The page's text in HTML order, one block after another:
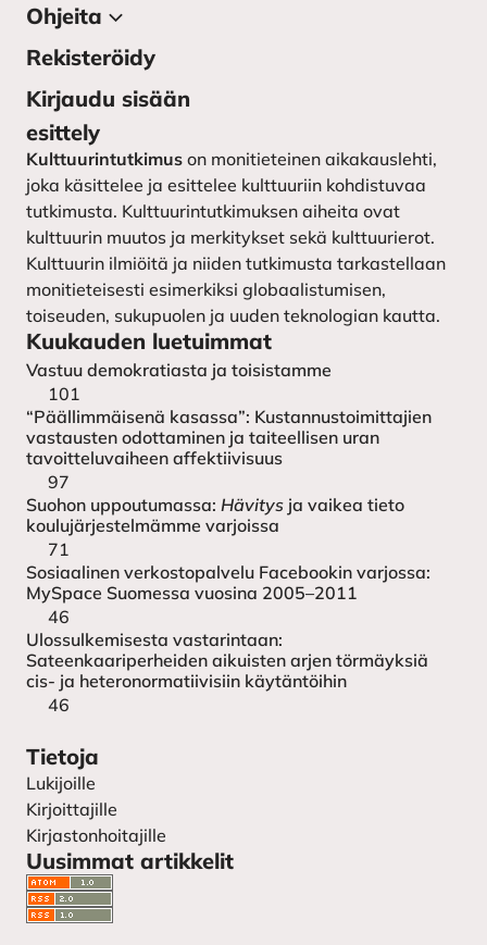
Tietoa julkaisusta
Lehden toimitus
Kulttuurintutkimuksen
seura
Ohjeita
Kirjoittajan ohjeet
Kirjoittajaohjeet ruotsiksi –
instruktioner till författarna
Lähetä käsikirjoitus
Rekisteröidy
Kirjaudu sisään
esittely
Kulttuurintutkimus on monitieteinen aikakauslehti,
joka käsittelee ja esittelee kulttuuriin kohdistuvaa
tutkimusta. Kulttuurintutkimuksen aiheita ovat
kulttuurin muutos ja merkitykset sekä kulttuurierot.
Kulttuurin ilmiöitä ja niiden tutkimusta tarkastellaan
monitieteisesti esimerkiksi globaalistumisen,
toiseuden, sukupuolen ja uuden teknologian kautta.
Kuukauden luetuimmat
Vastuu demokratiasta ja toisistamme
101
“Päällimmäisenä kasassa”: Kustannustoimittajien
vastausten odottaminen ja taiteellisen uran
tavoitteluvaiheen affektiivisuus
97
Suohon uppoutumassa: Hävitys ja vaikea tieto
koulujärjestelmämme varjoissa
71
Sosiaalinen verkostopalvelu Facebookin varjossa:
MySpace Suomessa vuosina 2005–2011
46
Ulossulkemisesta vastarintaan:
Sateenkaariperheiden aikuisten arjen törmäyksiä
cis- ja heteronormatiivisiin käytäntöihin
46
Tietoja
Lukijoille
Kirjoittajille
Kirjastonhoitajille
Uusimmat artikkelit